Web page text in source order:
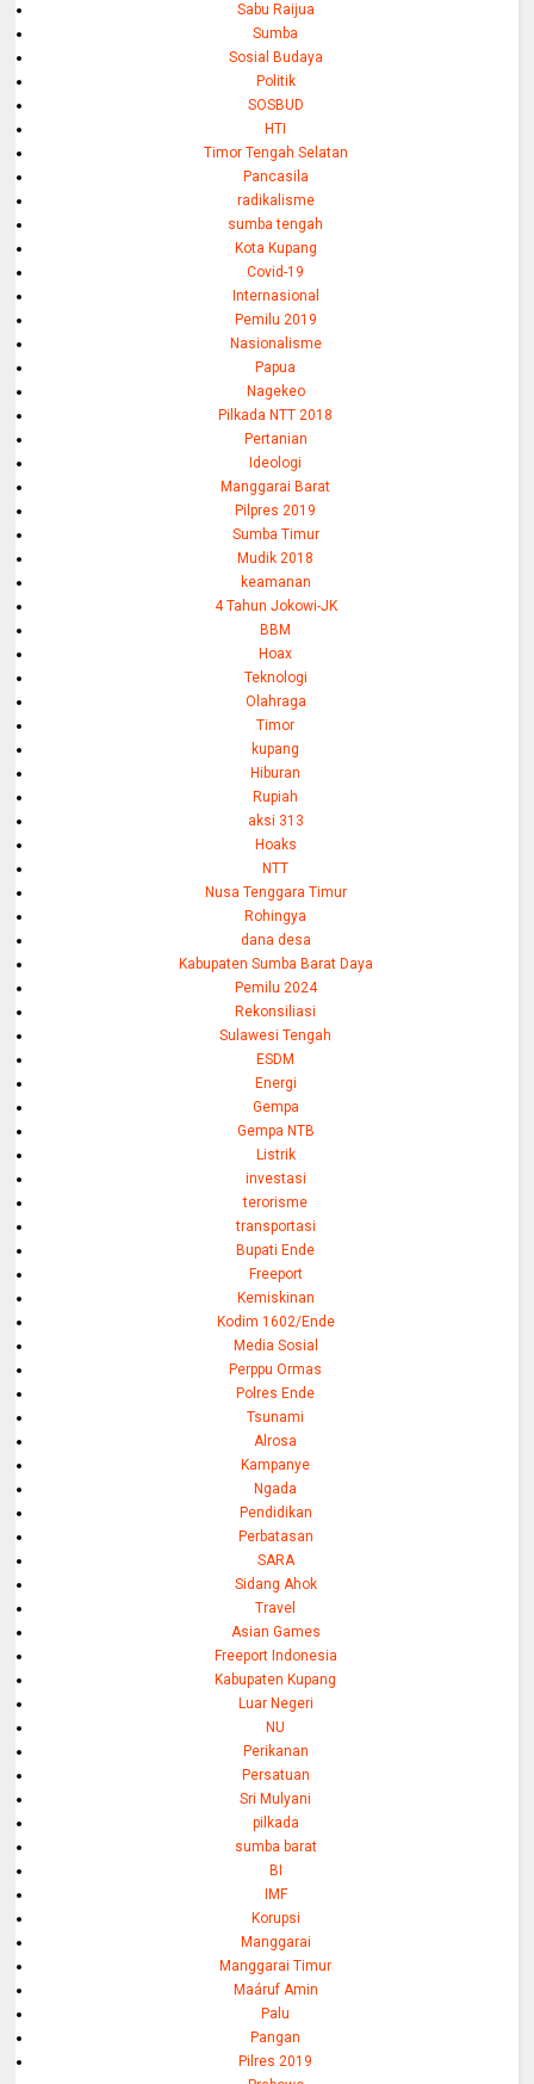
Sabu Raijua
Sumba
Sosial Budaya
Politik
SOSBUD
HTI
Timor Tengah Selatan
Pancasila
radikalisme
sumba tengah
Kota Kupang
Covid-19
Internasional
Pemilu 2019
Nasionalisme
Papua
Nagekeo
Pilkada NTT 2018
Pertanian
Ideologi
Manggarai Barat
Pilpres 2019
Sumba Timur
Mudik 2018
keamanan
4 Tahun Jokowi-JK
BBM
Hoax
Teknologi
Olahraga
Timor
kupang
Hiburan
Rupiah
aksi 313
Hoaks
NTT
Nusa Tenggara Timur
Rohingya
dana desa
Kabupaten Sumba Barat Daya
Pemilu 2024
Rekonsiliasi
Sulawesi Tengah
ESDM
Energi
Gempa
Gempa NTB
Listrik
investasi
terorisme
transportasi
Bupati Ende
Freeport
Kemiskinan
Kodim 1602/Ende
Media Sosial
Perppu Ormas
Polres Ende
Tsunami
Alrosa
Kampanye
Ngada
Pendidikan
Perbatasan
SARA
Sidang Ahok
Travel
Asian Games
Freeport Indonesia
Kabupaten Kupang
Luar Negeri
NU
Perikanan
Persatuan
Sri Mulyani
pilkada
sumba barat
BI
IMF
Korupsi
Manggarai
Manggarai Timur
Maáruf Amin
Palu
Pangan
Pilres 2019